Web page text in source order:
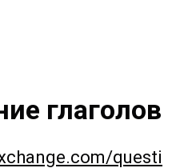
глаголов
questi